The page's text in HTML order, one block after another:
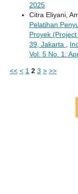
2025
Citra Eliyani,
Pelatihan
Proyek
39, Jakarta
Vol. 5 No. 1:
<< < 1 2 3 > >>